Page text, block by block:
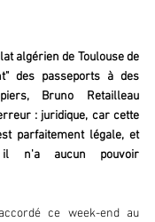
algérien de Toulouse de
des passeports à des
Bruno Retailleau
: juridique, car cette
parfaitement légale, et
il n'a aucun pouvoir
ce week-end au